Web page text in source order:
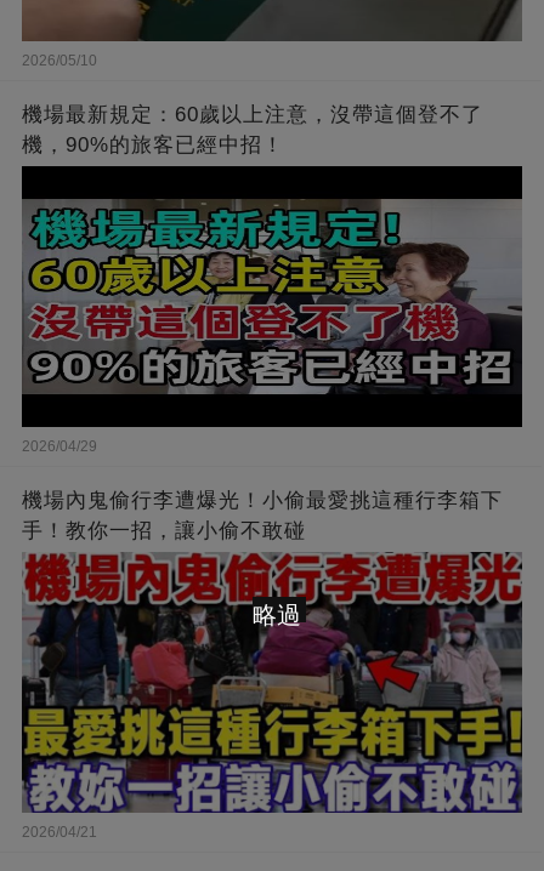
2026/05/10
機場最新規定：60歲以上注意，沒帶這個登不了
機，90%的旅客已經中招！
2026/04/29
機場內鬼偷行李遭爆光！小偷最愛挑這種行李箱下
手！教你一招，讓小偷不敢碰
2026/04/21
略過